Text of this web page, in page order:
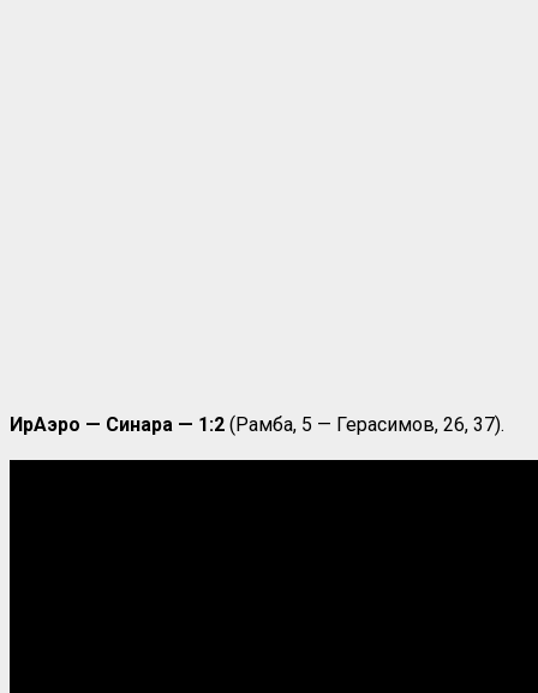
ИрАэро — Синара — 1:2 (Рамба, 5 — Герасимов, 26, 37).